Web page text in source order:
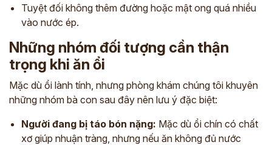
Tuyệt đối không thêm đường hoặc mật ong quá nhiều
vào nước ép.
Những nhóm đối tượng cần thận
trọng khi ăn ổi
Mặc dù ổi lành tính, nhưng phòng khám chúng tôi khuyên
những nhóm bà con sau đây nên lưu ý đặc biệt:
Người đang bị táo bón nặng: Mặc dù ổi chín có chất
xơ giúp nhuận tràng, nhưng nếu ăn không đủ nước